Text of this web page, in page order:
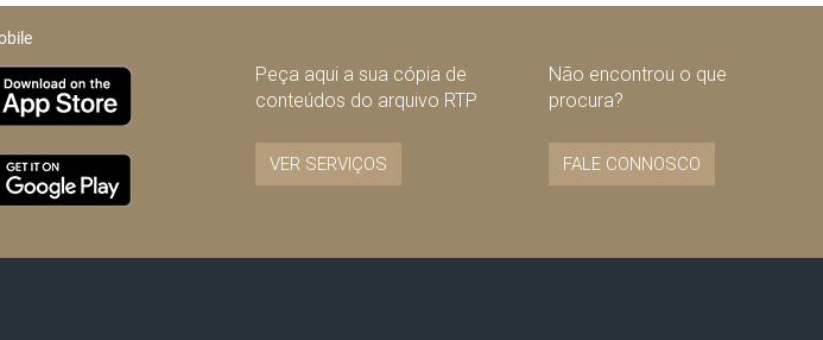
Peça aqui a sua cópia de
conteúdos do arquivo RTP
VER SERVIÇOS
Não encontrou o que
procura?
FALE CONNOSCO